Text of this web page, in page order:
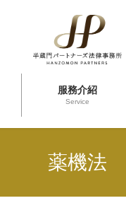
服務介紹
Service
薬機法